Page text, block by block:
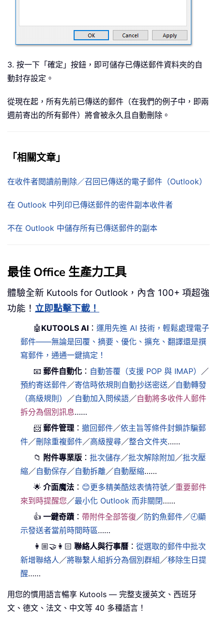
3. 按一下「確定」按鈕，即可儲存已傳送郵件資料夾的自
動封存設定。
從現在起，所有先前已傳送的郵件（在我們的例子中，即兩
週前寄出的所有郵件）將會被永久且自動刪除。
「相關文章」
在收件者閱讀前刪除／召回已傳送的電子郵件（Outlook）
在 Outlook 中列印已傳送郵件的密件副本收件者
不在 Outlook 中儲存所有已傳送郵件的副本
最佳 Office 生產力工具
體驗全新 Kutools for Outlook，內含 100+ 項超強
功能！ 立即點擊下載！
🤖 KUTOOLS AI ：運用先進 AI 技術，輕鬆處理電子
郵件——無論是回覆、摘要、優化、擴充、翻譯還是撰
寫郵件，通通一鍵搞定！
📧 郵件自動化 ： 自動答覆（支援 POP 與 IMAP） ／
預約寄送郵件／寄信時依規則自動抄送密送／自動轉發
（高級規則） ／自動加入問候語／自動將多收件人郵件
拆分為個別訊息……
📨 郵件管理 ：撤回郵件／依主旨等條件封鎖詐騙郵
件／刪除重複郵件／高級搜尋／整合文件夾……
📁 附件專業版 ：批次儲存／批次解除附加／批次壓
縮／自動保存／自動拆離／自動壓縮……
🌟 介面魔法 ： 😊更多精美酷炫表情符號／重要郵件
來到時提醒您／最小化 Outlook 而非關閉……
👍 一鍵奇蹟 ： 帶附件全部答復／防釣魚郵件／🕘顯
示發送者當前時間時區……
👩🏼‍🤝‍👩🏻 聯絡人與行事曆 ：從選取的郵件中批次
新增聯絡人／將聯繫人組拆分為個別群組 ／移除生日提
醒……
用您的慣用語言暢享 Kutools — 完整支援英文、西班牙
文、德文、法文、中文等 40 多種語言！